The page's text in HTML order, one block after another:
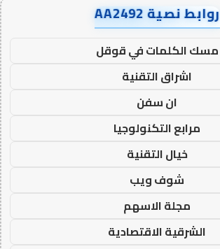
روابط نصية AA2492
مسك الكلمات في قوقل
اشراق التقنية
ان سفن
مرابع التكنولوجيا
خيال التقنية
شوف ويب
مجلة الاسهم
الشرقية الاقتصادية